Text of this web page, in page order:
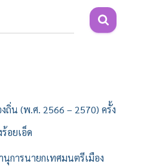
น (พ.ศ. 2566 – 2570) ครั้ง
อยเอ็ด
การนายกเทศมนตรีเมือง